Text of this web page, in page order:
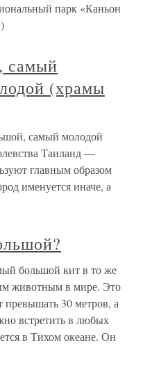
парк «Каньон
самый
(храмы
самый молодой
Таиланд —
главным образом
именуется иначе, а
большой кит в то же
животным в мире. Это
30 метров, а
встретить в любых
в Тихом океане. Он